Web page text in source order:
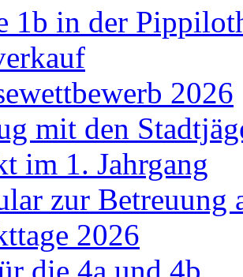
1b in der
2026
mit den
im 1. Jahrgang
zur Betreuung
2026